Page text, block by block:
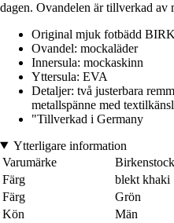
dagen. Ovandelen är tillverkad av
Original mjuk fotbädd
Ovandel: mockaläder
Innersula: mockaskinn
Yttersula: EVA
Detaljer: två justerbara
metallspänne med
"Tillverkad i Germany
Ytterligare information
Varumärke
Birkenstock
Färg
blekt khaki
Färg
Grön
Kön
Män